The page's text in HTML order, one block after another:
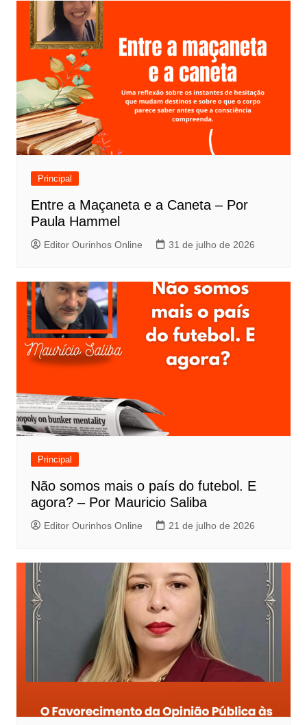
Principal
Entre a Maçaneta e a Caneta – Por
Paula Hammel
Editor Ourinhos Online 31 de julho de 2026
Principal
Não somos mais o país do futebol. E
agora? – Por Mauricio Saliba
Editor Ourinhos Online 21 de julho de 2026